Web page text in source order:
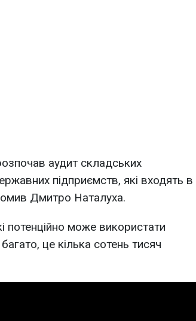
аудит складських
підприємств, які входять в
Дмитро Наталуха.
може використати
це кілька сотень тисяч